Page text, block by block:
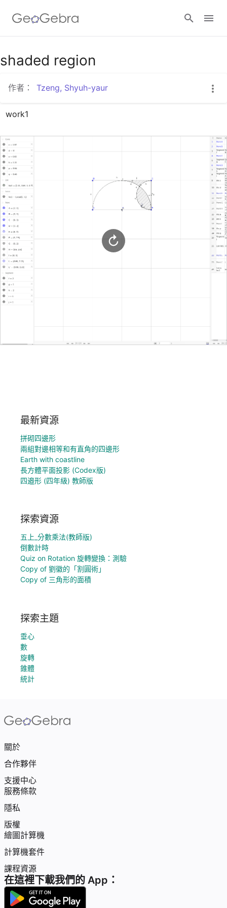
Google Classroom
GeoGebra Classroom
shaded region
作者： Tzeng, Shyuh-yaur
work1
最新資源
拼砌四邊形
兩組對邊相等和有直角的四邊形
Earth with coastline
長方體平面投影 (Codex版)
四邉形 (四年級) 教師版
探索資源
五上_分數乘法(教師版)
倒數計時
Quiz on Rotation 旋轉變換：測驗
Copy of 劉徽的「割圓術」
Copy of 三角形的面積
探索主題
垂心
數
旋轉
錐體
統計
關於
合作夥伴
支援中心
服務條款
隱私
版權
繪圖計算機
計算機套件
課程資源
在這裡下載我們的 App：